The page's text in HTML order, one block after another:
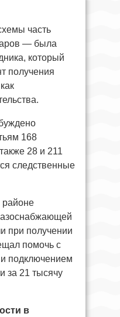
часть
— была
который
получения
168
28 и 211
следственные
районе
при получении
помочь с
и подключением
за 21 тысячу
в